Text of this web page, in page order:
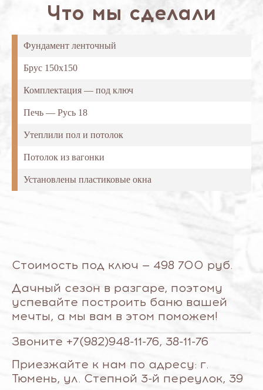
Что мы сделали
Фундамент ленточный
Брус 150х150
Комплектация — под ключ
Печь — Русь 18
Утеплили пол и потолок
Потолок из вагонки
Установлены пластиковые окна
Стоимость под ключ — 498 700 руб.
Дачный сезон в разгаре, поэтому
успевайте построить баню вашей
мечты, а мы вам в этом поможем!
Звоните +7(982)948-11-76, 38-11-76
Приезжайте к нам по адресу: г.
Тюмень, ул. Степной 3-й переулок, 39